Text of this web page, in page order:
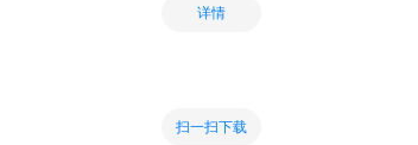
详情
扫一扫下载